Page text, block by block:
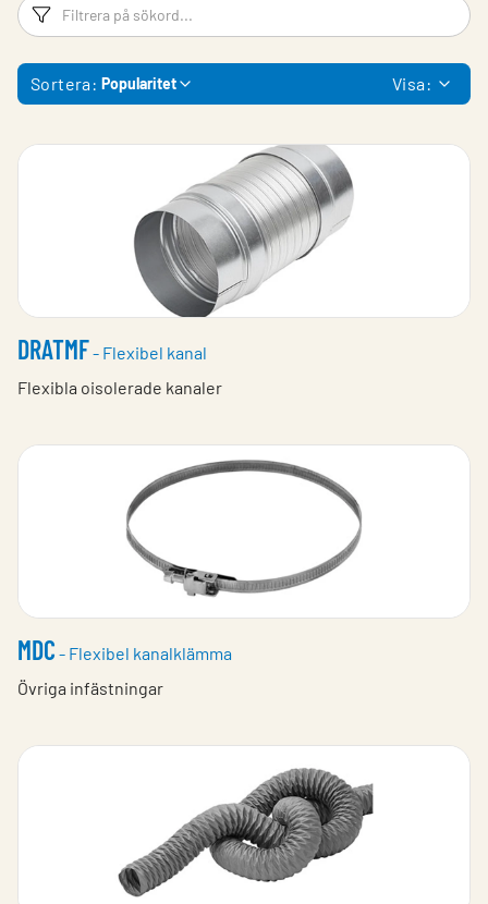
Filtreringsord
Sortera: Popularitet Visa:
DRATMF- Flexibel kanal
Flexibla oisolerade kanaler
MDC - Flexibel kanalklämma
Övriga infästningar